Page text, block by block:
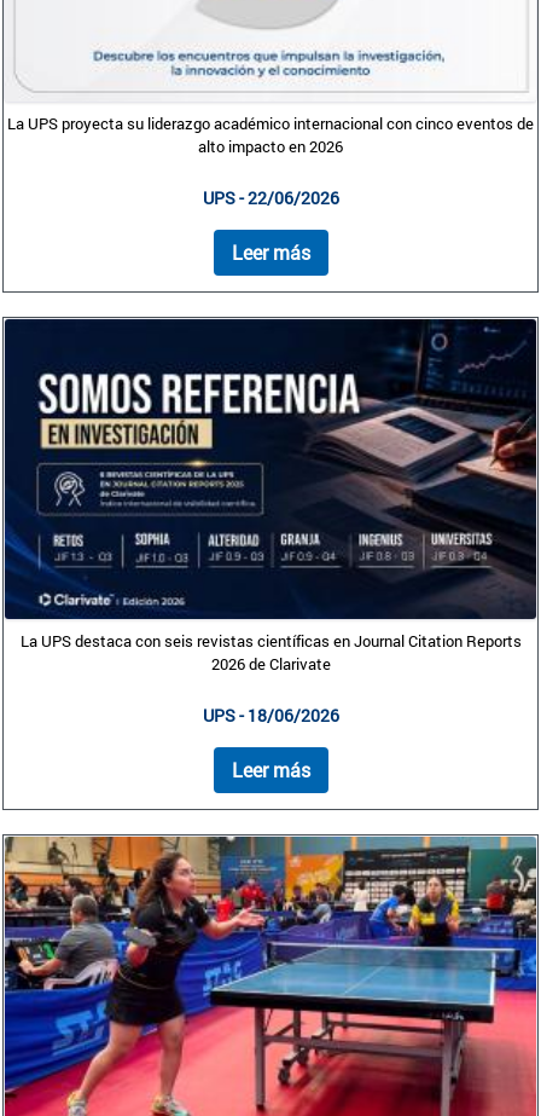
La UPS proyecta su liderazgo académico internacional con cinco eventos de
alto impacto en 2026
UPS - 22/06/2026
Leer más
La UPS destaca con seis revistas científicas en Journal Citation Reports
2026 de Clarivate
UPS - 18/06/2026
Leer más